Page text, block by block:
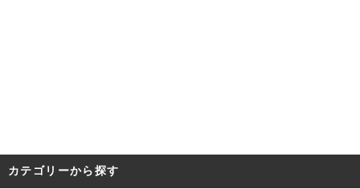
カテゴリーから探す